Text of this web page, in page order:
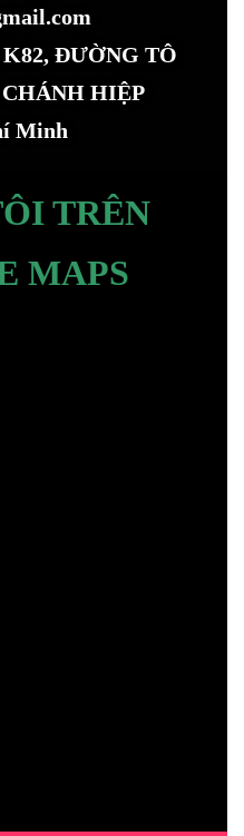
ĐƯỜNG TÔ
HIỆP
Minh
TRÊN
MAPS